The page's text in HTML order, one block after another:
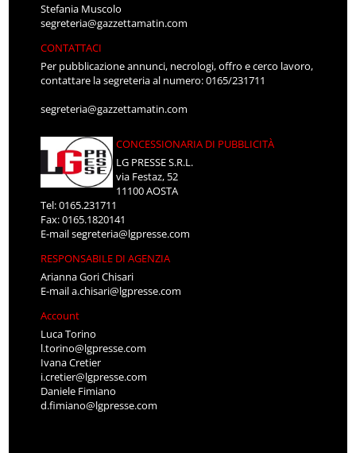
Stefania Muscolo
segreteria@gazzettamatin.com
CONTATTACI
Per pubblicazione annunci, necrologi, offro e cerco lavoro,
contattare la segreteria al numero: 0165/231711
segreteria@gazzettamatin.com
CONCESSIONARIA DI PUBBLICITÀ
LG PRESSE S.R.L.
via Festaz, 52
11100 AOSTA
Tel: 0165.231711
Fax: 0165.1820141
E-mailsegreteria@lgpresse.com
RESPONSABILE DI AGENZIA
Arianna Gori Chisari
E-maila.chisari@lgpresse.com
Account
Luca Torino
l.torino@lgpresse.com
Ivana Cretier
i.cretier@lgpresse.com
Daniele Fimiano
d.fimiano@lgpresse.com